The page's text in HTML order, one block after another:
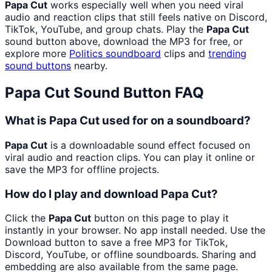
Papa Cut works especially well when you need viral
audio and reaction clips that still feels native on Discord,
TikTok, YouTube, and group chats. Play the Papa Cut
sound button above, download the MP3 for free, or
explore more Politics soundboard clips and trending
sound buttons nearby.
Papa Cut Sound Button FAQ
What is Papa Cut used for on a soundboard?
Papa Cut is a downloadable sound effect focused on
viral audio and reaction clips. You can play it online or
save the MP3 for offline projects.
How do I play and download Papa Cut?
Click the Papa Cut button on this page to play it
instantly in your browser. No app install needed. Use the
Download button to save a free MP3 for TikTok,
Discord, YouTube, or offline soundboards. Sharing and
embedding are also available from the same page.